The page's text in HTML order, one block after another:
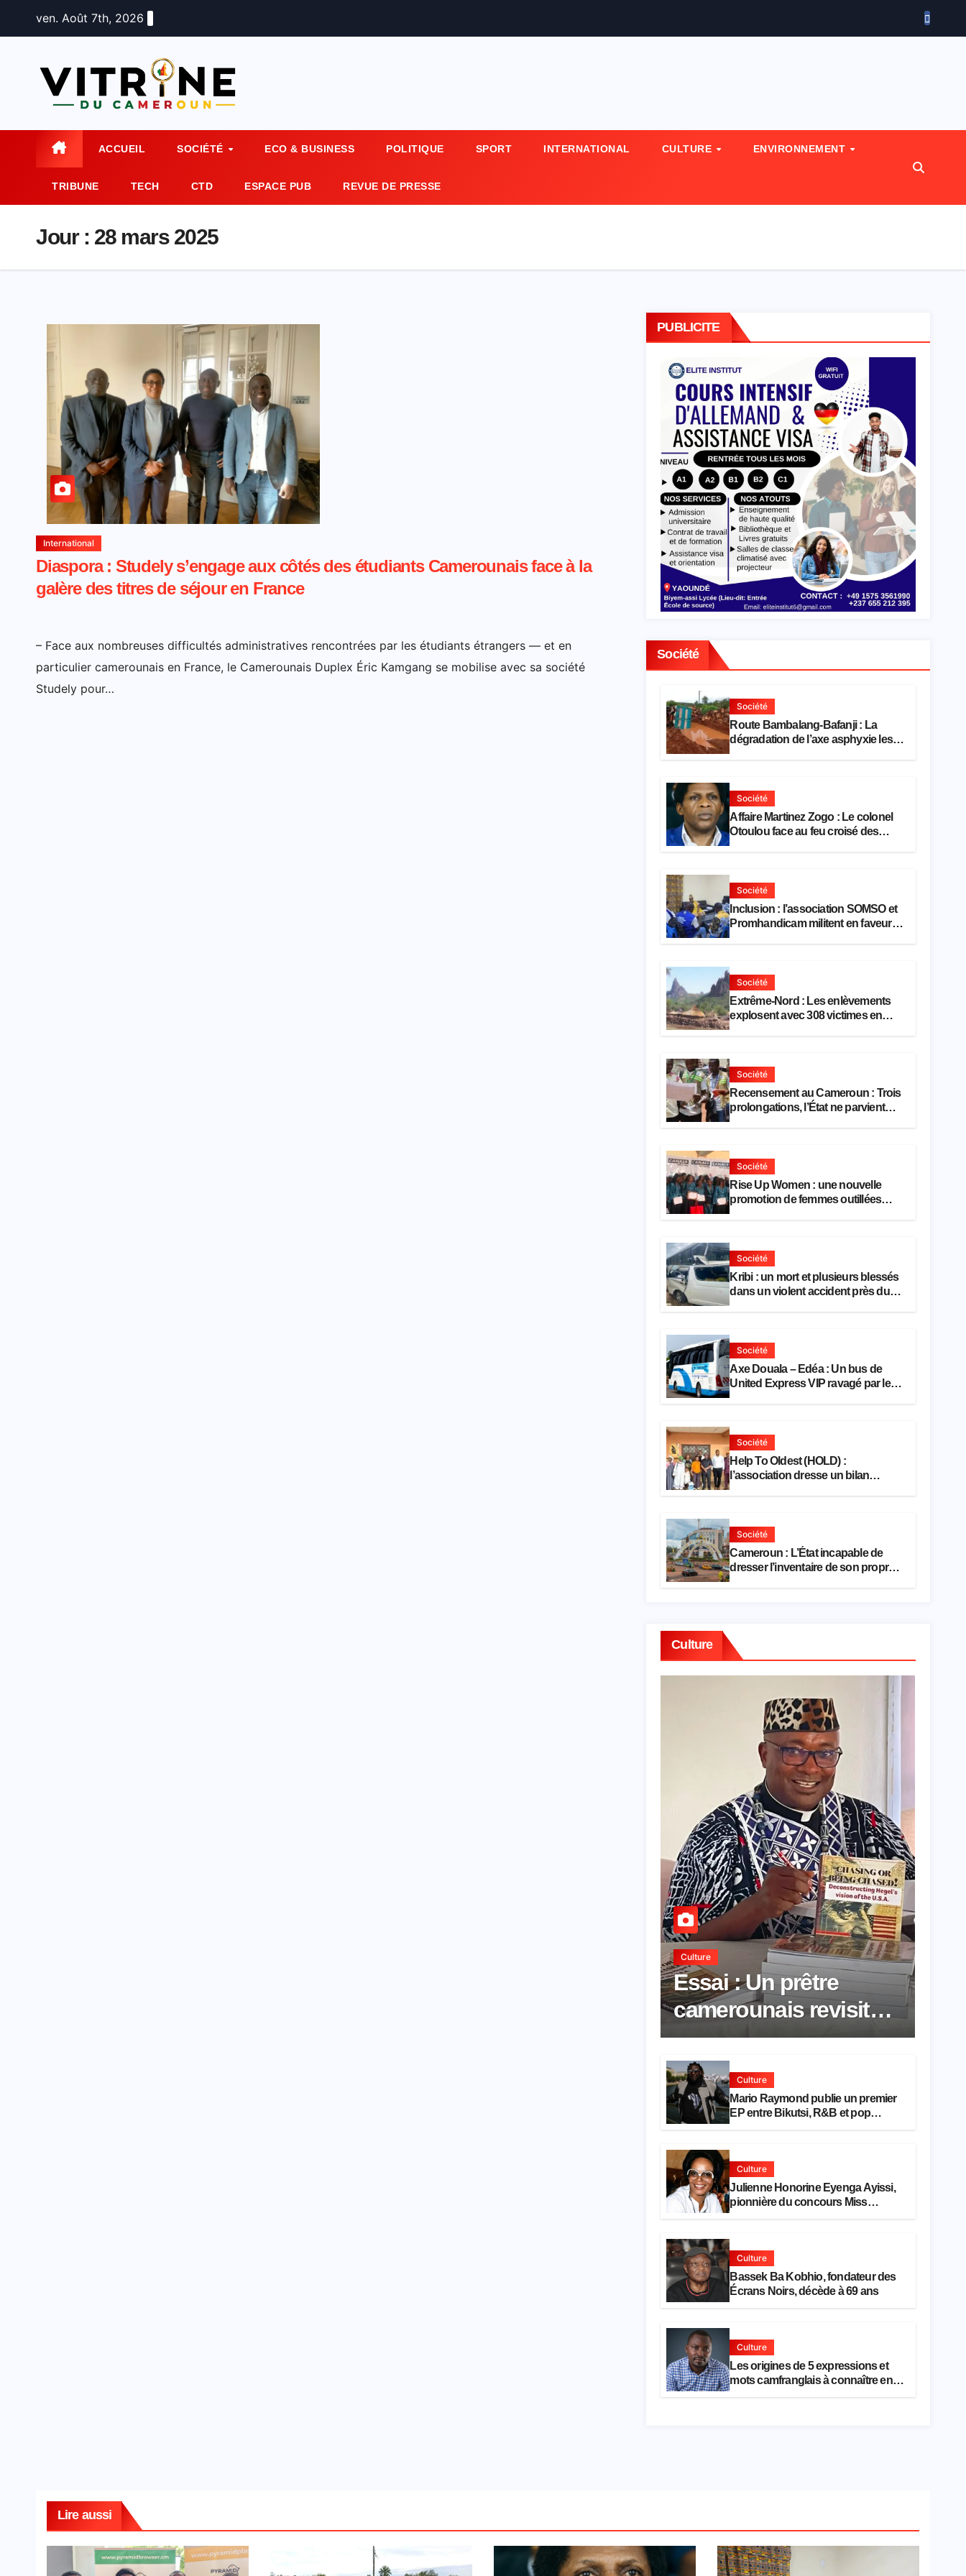
ven. Août 7th, 2026
ACCUEIL SOCIÉTÉ ECO & BUSINESS POLITIQUE SPORT INTERNATIONAL CULTURE ENVIRONNEMENT
TRIBUNE TECH CTD ESPACE PUB REVUE DE PRESSE
Jour : 28 mars 2025
International
Diaspora : Studely s’engage aux côtés des étudiants Camerounais face à la
galère des titres de séjour en France
– Face aux nombreuses difficultés administratives rencontrées par les étudiants étrangers — et en
particulier camerounais en France, le Camerounais Duplex Éric Kamgang se mobilise avec sa société
Studely pour…
PUBLICITE
Société
Société
Route Bambalang-Bafanji : La
dégradation de l’axe asphyxie les
Société
Affaire Martinez Zogo : Le colonel
Otoulou face au feu croisé des
Société
Inclusion : l’association SOMSO et
Promhandicam militent en faveur
Société
Extrême-Nord : Les enlèvements
explosent avec 308 victimes en
Société
Recensement au Cameroun : Trois
prolongations, l’État ne parvient
Société
Rise Up Women : une nouvelle
promotion de femmes outillées
Société
Kribi : un mort et plusieurs blessés
dans un violent accident près du
Société
Axe Douala – Edéa : Un bus de
United Express VIP ravagé par les
Société
Help To Oldest (HOLD) :
l’association dresse un bilan
Société
Cameroun : L’État incapable de
dresser l’inventaire de son propre
Culture
Culture
Essai : Un prêtre
camerounais revisite
la pensée de Hegel à
travers le rêve
américain
Culture
Mario Raymond publie un premier
EP entre Bikutsi, R&B et pop
Culture
Julienne Honorine Eyenga Ayissi,
pionnière du concours Miss
Culture
Bassek Ba Kobhio, fondateur des
Écrans Noirs, décède à 69 ans
Culture
Les origines de 5 expressions et
mots camfranglais à connaître en
Lire aussi